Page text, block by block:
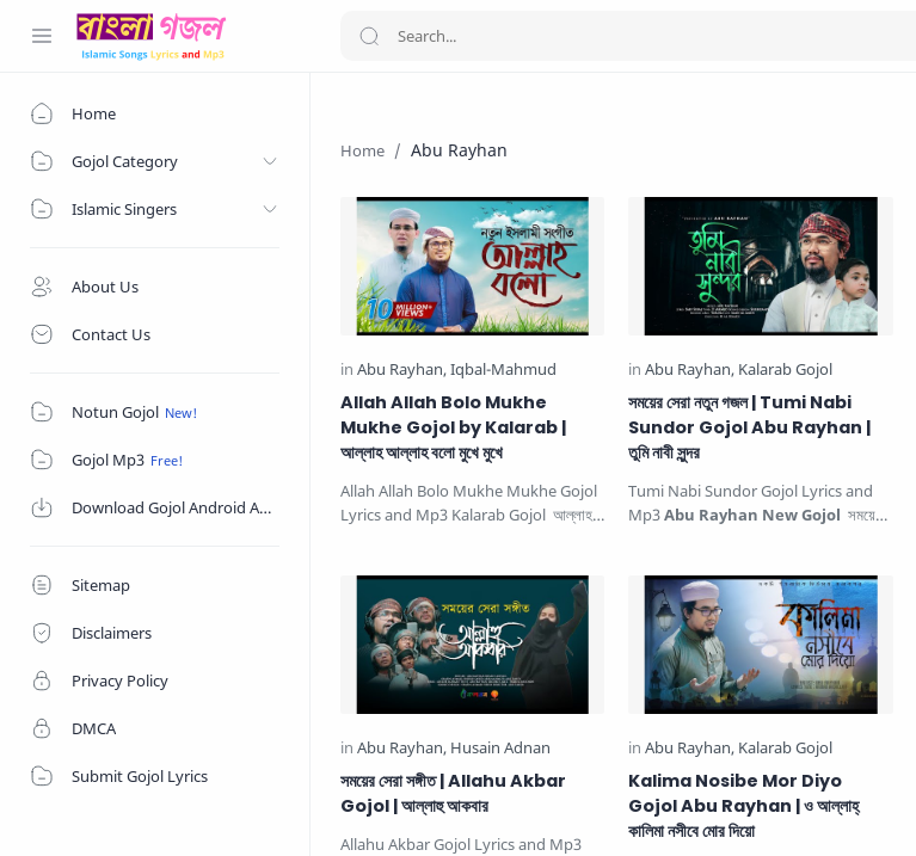
Home
Gojol Category
Islamic Singers
About Us
Contact Us
Notun Gojol
Gojol Mp3
Download Gojol Android App on Google Play Store
Sitemap
Disclaimers
Privacy Policy
DMCA
Submit Gojol Lyrics
Abu Rayhan
Allah Allah Bolo Mukhe
Mukhe Gojol by Kalarab |
আল্লাহ আল্লাহ বলো মুখে মুখে
Allah Allah Bolo Mukhe Mukhe Gojol
Lyrics and Mp3 Kalarab Gojol আল্লাহ
সময়ের সেরা নতুন গজল | Tumi Nabi
Sundor Gojol Abu Rayhan |
তুমি নাবী সুন্দর
Tumi Nabi Sundor Gojol Lyrics and
Mp3Abu Rayhan New Gojol সময়ের
সময়ের সেরা সঙ্গীত | Allahu Akbar
Gojol | আল্লাহু আকবার
Allahu Akbar Gojol Lyrics and Mp3
Kalima Nosibe Mor Diyo
Gojol Abu Rayhan | ও আল্লাহ্‌
কালিমা নসীবে মোর দিয়ো